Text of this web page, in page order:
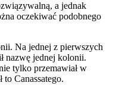
a jednak
oczekiwać podobnego
Na jednej z pierwszych
nazwę jednej kolonii.
tylko przemawiał w
Canassatego.